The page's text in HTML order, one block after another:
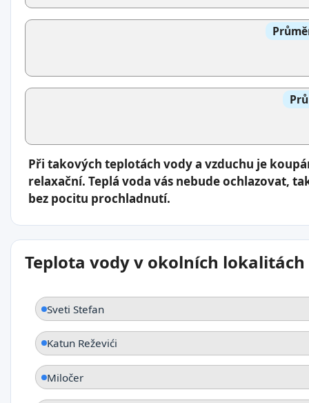
Při takových teplotách vody a vzduchu je
relaxační. Teplá voda vás nebude ochlazovat,
bez pocitu prochladnutí.
Teplota vody v okolních lokalitách
Sveti Stefan
Katun Reževići
Miločer